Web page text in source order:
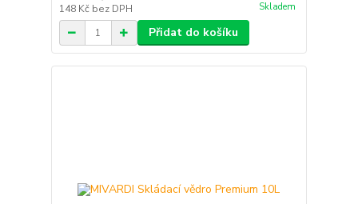
148 Kč bez DPH Skladem
Přidat do košíku